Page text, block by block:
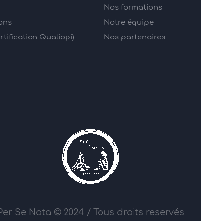
Qualiopi)
Nos formations
Notre équipe
Nos partenaires
Se Nota © 2024 / Tous droits reservés